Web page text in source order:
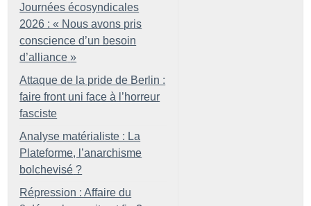
Journées écosyndicales
2026 : « Nous avons pris
conscience d’un besoin
d’alliance »
Attaque de la pride de Berlin :
faire front uni face à l’horreur
fasciste
Analyse matérialiste : La
Plateforme, l’anarchisme
bolchevisé ?
Répression : Affaire du